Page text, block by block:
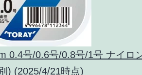
0.4号/0.6号/0.8号/1号 ナイロ
) (2025/4/21時点)